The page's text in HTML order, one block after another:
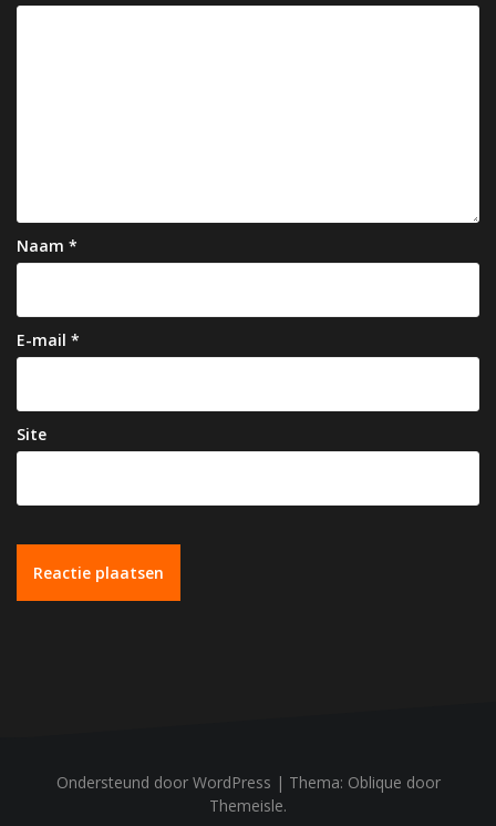
a
t
e
Naam *
E-mail *
Site
Ondersteund door WordPress | Thema: Oblique door
Themeisle.